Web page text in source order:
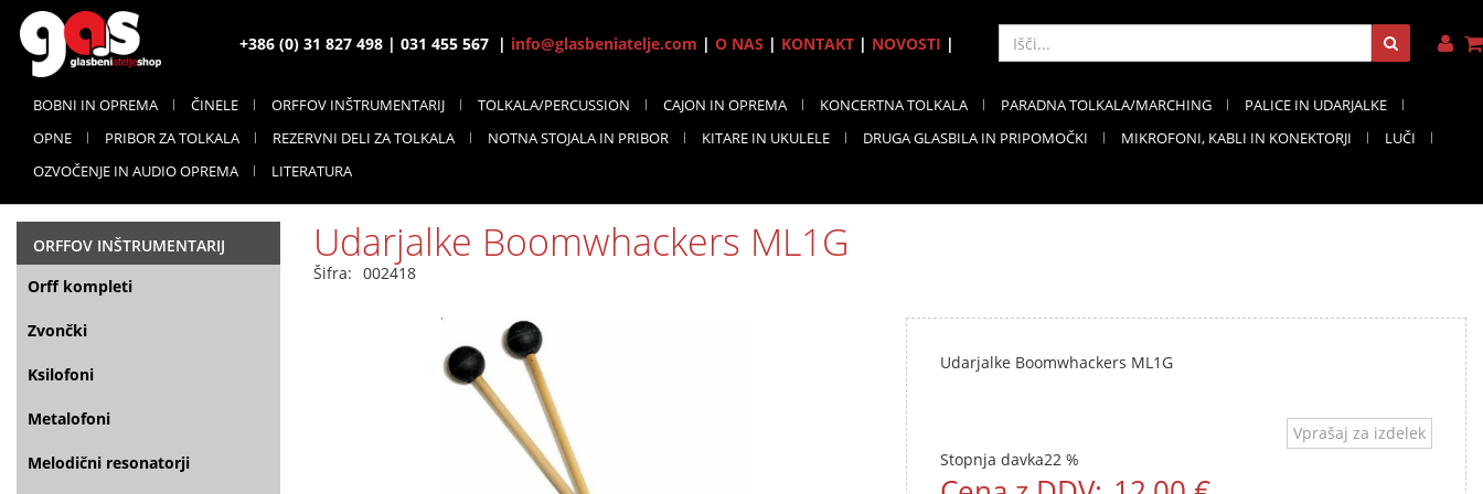
+386 (0) 31 827 498 | 031 455 567 | info@glasbeniatelje.com | O NAS | KONTAKT| NOVOSTI |
BOBNI IN OPREMA ČINELE ORFFOV INŠTRUMENTARIJ TOLKALA/PERCUSSION CAJON IN OPREMA KONCERTNA TOLKALA PARADNA TOLKALA/MARCHING
PALICE IN UDARJALKE
OPNE
PRIBOR ZA TOLKALA REZERVNI DELI ZA TOLKALA NOTNA STOJALA IN PRIBOR KITARE IN UKULELE DRUGA GLASBILA IN PRIPOMOČKI MIKROFONI, KABLI IN KONEKTORJI
LUČI
OZVOČENJE IN AUDIO OPREMA
LITERATURA
ORFFOV INŠTRUMENTARIJ
Orff kompleti
Zvončki
Ksilofoni
Metalofoni
Melodični resonatorji
Udarjalke Boomwhackers ML1G
Šifra: 002418
Udarjalke Boomwhackers ML1G
Vprašaj za izdelek
Stopnja davka22 %